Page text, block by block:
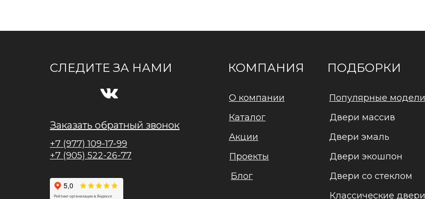
СЛЕДИТЕ ЗА НАМИ КОМПАНИЯ ПОДБОРКИ
+7 (977) 109-17-99
+7 (905) 522-26-77
Популярные модели
О компании
Двери эмаль
Каталог
Двери экошпон
Акции
Классические двери
Двери со стеклом
Двери массив
Проекты
Заказать обратный звонок
Блог